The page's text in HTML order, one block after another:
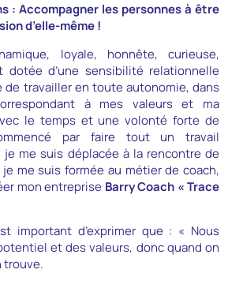
: Accompagner les personnes à être
d’elle-même !
loyale, honnête, curieuse,
dotée d’une sensibilité relationnelle
de travailler en toute autonomie, dans
à mes valeurs et ma
le temps et une volonté forte de
par faire tout un travail
je me suis déplacée à la rencontre de
me suis formée au métier de coach,
mon entreprise Barry Coach « Trace
important d’exprimer que : « Nous
et des valeurs, donc quand on
trouve.